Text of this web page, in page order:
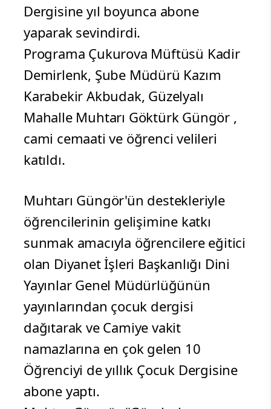
Dergisine yıl boyunca abone
yaparak sevindirdi.
Programa Çukurova Müftüsü Kadir
Demirlenk, Şube Müdürü Kazım
Karabekir Akbudak, Güzelyalı
Mahalle Muhtarı Göktürk Güngör ,
cami cemaati ve öğrenci velileri
katıldı.
Muhtarı Güngör'ün destekleriyle
öğrencilerinin gelişimine katkı
sunmak amacıyla öğrencilere eğitici
olan Diyanet İşleri Başkanlığı Dini
Yayınlar Genel Müdürlüğünün
yayınlarından çocuk dergisi
dağıtarak ve Camiye vakit
namazlarına en çok gelen 10
Öğrenciyi de yıllık Çocuk Dergisine
abone yaptı.